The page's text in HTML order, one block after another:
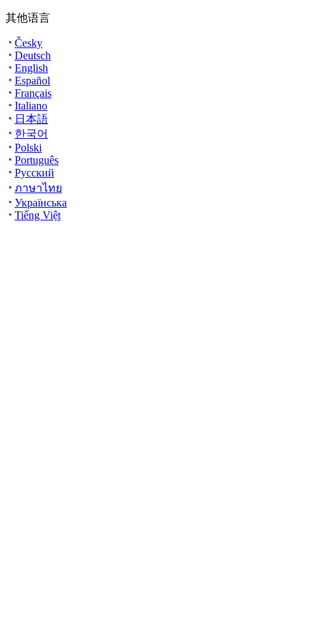
其他语言
Česky
Deutsch
English
Español
Français
Italiano
日本語
한국어
Polski
Português
Русский
ภาษาไทย
Українська
Tiếng Việt